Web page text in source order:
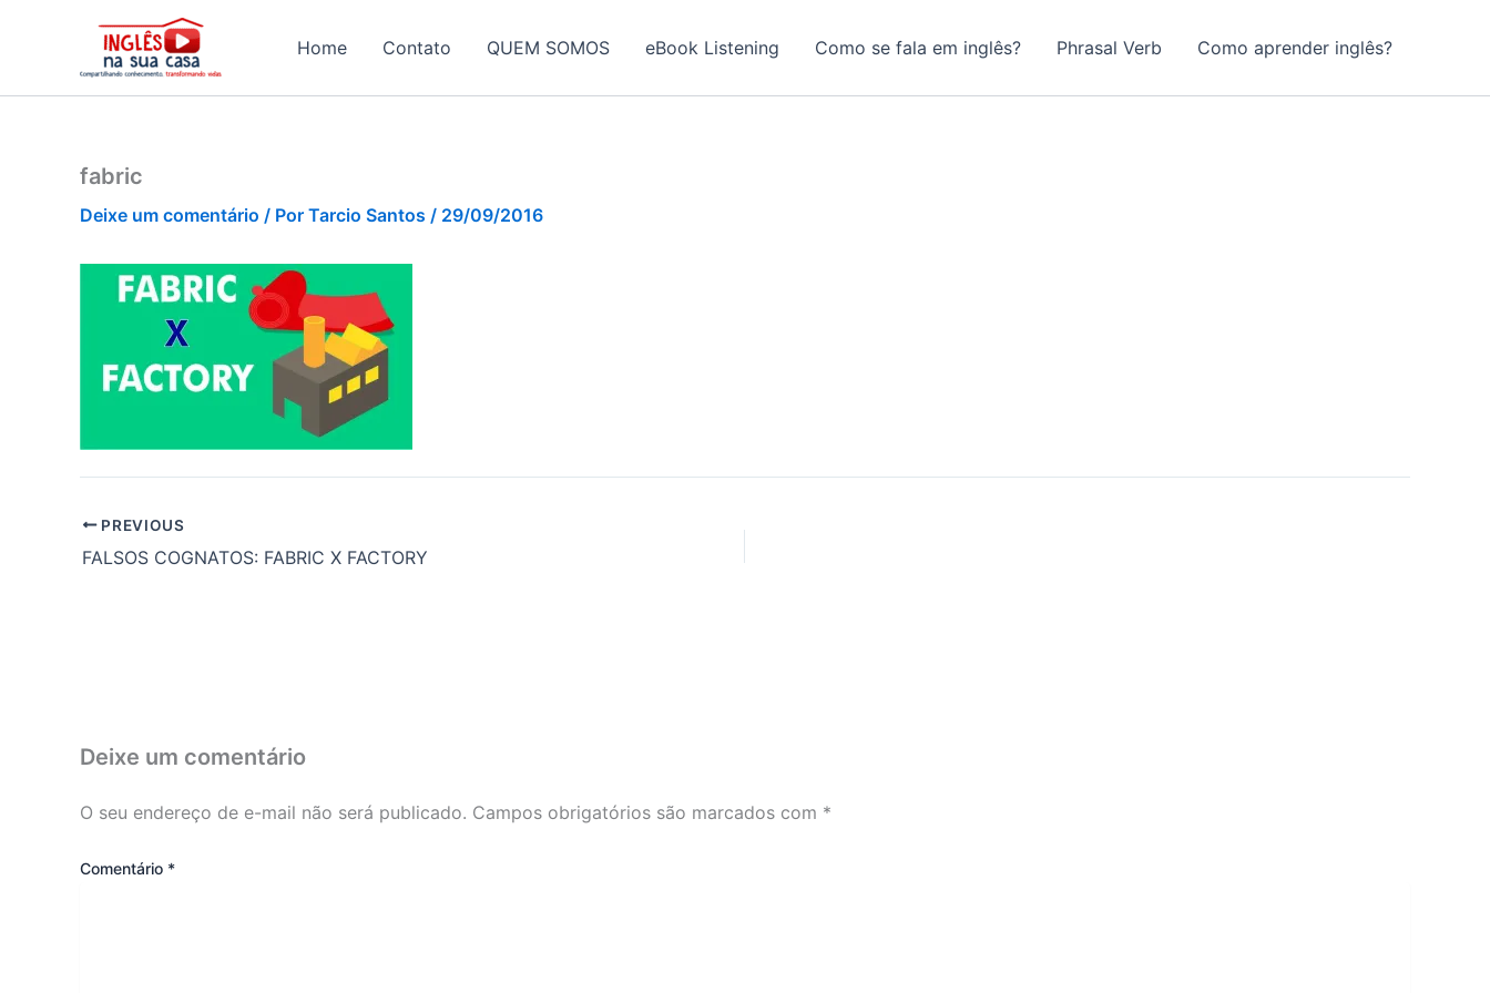
conteúdo
Home Contato QUEM SOMOS eBook Listening Como se fala em inglês? Phrasal Verb Como aprender inglês?
fabric
Deixe um comentário / Por Tarcio Santos / 29/09/2016
PREVIOUS
FALSOS COGNATOS: FABRIC X FACTORY
Deixe um comentário
O seu endereço de e-mail não será publicado. Campos obrigatórios são marcados com *
Comentário *